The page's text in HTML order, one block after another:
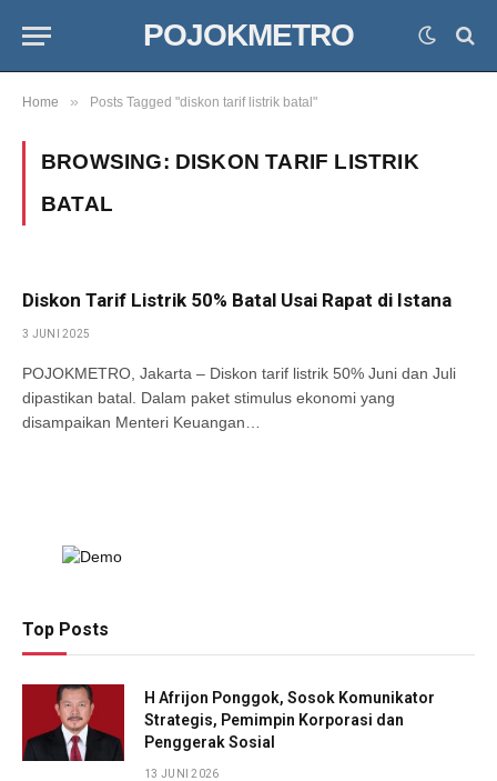
POJOKMETRO
Home » Posts Tagged "diskon tarif listrik batal"
BROWSING: DISKON TARIF LISTRIK
BATAL
Diskon Tarif Listrik 50% Batal Usai Rapat di Istana
3 JUNI 2025
POJOKMETRO, Jakarta – Diskon tarif listrik 50% Juni dan Juli
dipastikan batal. Dalam paket stimulus ekonomi yang
disampaikan Menteri Keuangan…
Top Posts
H Afrijon Ponggok, Sosok Komunikator
Strategis, Pemimpin Korporasi dan
Penggerak Sosial
13 JUNI 2026